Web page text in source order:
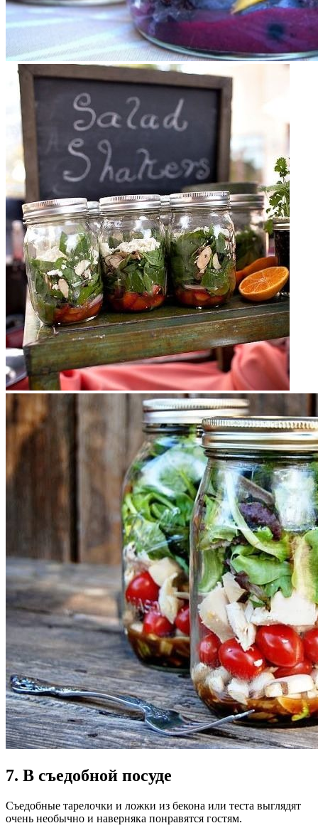
7. В съедобной посуде
Съедобные тарелочки и ложки из бекона или теста выглядят
очень необычно и наверняка понравятся гостям.